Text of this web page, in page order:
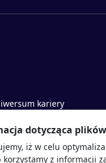
kariery
zastrzeżone
Przemyśl
dotycząca
iż w celu
korzystamy z informacji